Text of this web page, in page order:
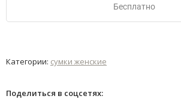
Бесплатно
Категории: сумки женские
Поделиться в соцсетях: